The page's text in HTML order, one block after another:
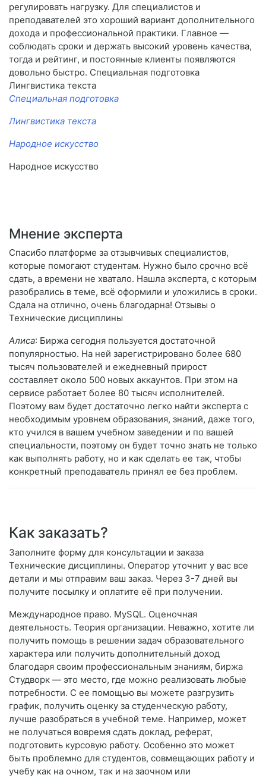
регулировать нагрузку. Для специалистов и
преподавателей это хороший вариант дополнительного
дохода и профессиональной практики. Главное —
соблюдать сроки и держать высокий уровень качества,
тогда и рейтинг, и постоянные клиенты появляются
довольно быстро. Специальная подготовка
Лингвистика текста
Специальная подготовка
Лингвистика текста
Народное искусство
Народное искусство
Мнение эксперта
Спасибо платформе за отзывчивых специалистов,
которые помогают студентам. Нужно было срочно всё
сдать, а времени не хватало. Нашла эксперта, с которым
разобрались в теме, всё оформили и уложились в сроки.
Сдала на отлично, очень благодарна! Отзывы о
Технические дисциплины
Алиса: Биржа сегодня пользуется достаточной
популярностью. На ней зарегистрировано более 680
тысяч пользователей и ежедневный прирост
составляет около 500 новых аккаунтов. При этом на
сервисе работает более 80 тысяч исполнителей.
Поэтому вам будет достаточно легко найти эксперта с
необходимым уровнем образования, знаний, даже того,
кто учился в вашем учебном заведении и по вашей
специальности, поэтому он будет точно знать не только
как выполнять работу, но и как сделать ее так, чтобы
конкретный преподаватель принял ее без проблем.
Как заказать?
Заполните форму для консультации и заказа
Технические дисциплины. Оператор уточнит у вас все
детали и мы отправим ваш заказ. Через 3-7 дней вы
получите посылку и оплатите её при получении.
Международное право. MySQL. Оценочная
деятельность. Теория организации. Неважно, хотите ли
получить помощь в решении задач образовательного
характера или получить дополнительный доход
благодаря своим профессиональным знаниям, биржа
Студворк — это место, где можно реализовать любые
потребности. С ее помощью вы можете разгрузить
график, получить оценку за студенческую работу,
лучше разобраться в учебной теме. Например, может
не получаться вовремя сдать доклад, реферат,
подготовить курсовую работу. Особенно это может
быть проблемно для студентов, совмещающих работу и
учебу как на очном, так и на заочном или